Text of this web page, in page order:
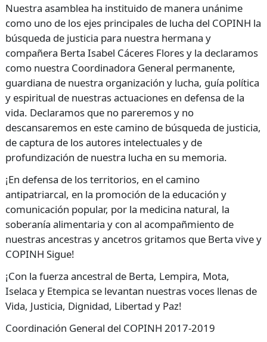
Nuestra asamblea ha instituido de manera unánime
como uno de los ejes principales de lucha del COPINH la
búsqueda de justicia para nuestra hermana y
compañera Berta Isabel Cáceres Flores y la declaramos
como nuestra Coordinadora General permanente,
guardiana de nuestra organización y lucha, guía política
y espiritual de nuestras actuaciones en defensa de la
vida. Declaramos que no pareremos y no
descansaremos en este camino de búsqueda de justicia,
de captura de los autores intelectuales y de
profundización de nuestra lucha en su memoria.
¡En defensa de los territorios, en el camino
antipatriarcal, en la promoción de la educación y
comunicación popular, por la medicina natural, la
soberanía alimentaria y con al acompañmiento de
nuestras ancestras y ancetros gritamos que Berta vive y
COPINH Sigue!
¡Con la fuerza ancestral de Berta, Lempira, Mota,
Iselaca y Etempica se levantan nuestras voces llenas de
Vida, Justicia, Dignidad, Libertad y Paz!
Coordinación General del COPINH 2017-2019